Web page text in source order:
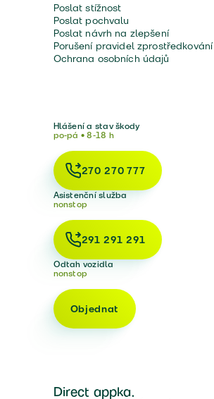
Poslat stížnost
Poslat pochvalu
Poslat návrh na zlepšení
Porušení pravidel zprostředkování
Ochrana osobních údajů
Hlášení a stav škody
po-pá • 8-18 h
270 270 777
Asistenční služba
nonstop
291 291 291
Odtah vozidla
nonstop
Objednat
Direct appka.